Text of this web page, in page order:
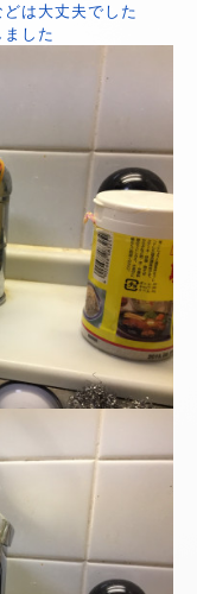
は大丈夫でした
した